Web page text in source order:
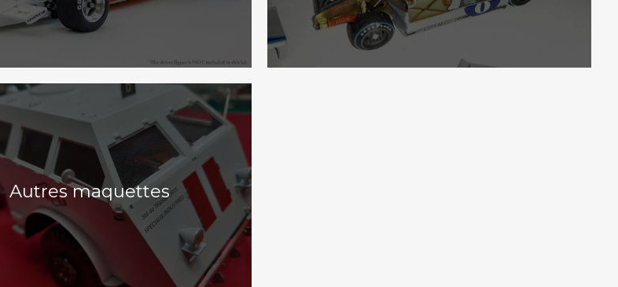
Autres maquettes